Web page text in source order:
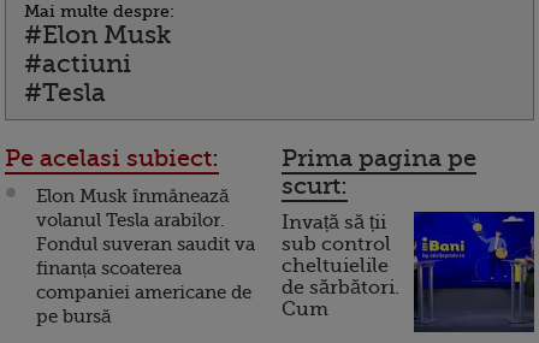
Mai multe despre:
#Elon Musk
#actiuni
#Tesla
Pe acelasi subiect:
Elon Musk înmânează
volanul Tesla arabilor.
Fondul suveran saudit va
finanța scoaterea
companiei americane de
pe bursă
Prima pagina pe
scurt:
Invață să ții
sub control
cheltuielile
de sărbători.
Cum